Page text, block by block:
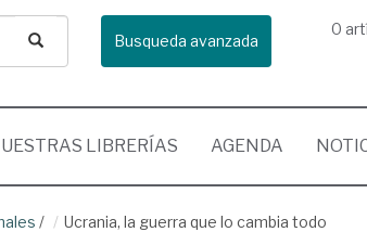
Busqueda avanzada
0
LIBRERÍAS AGENDA
/ Ucrania, la guerra que lo cambia todo